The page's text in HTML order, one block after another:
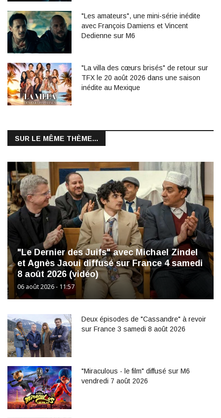
"Les amateurs", une mini-série inédite
avec François Damiens et Vincent
Dedienne sur M6
"La villa des cœurs brisés" de retour sur
TFX le 20 août 2026 dans une saison
inédite au Mexique
SUR LE MÊME THÈME...
"Le Dernier des Juifs" avec Michael Zindel
et Agnès Jaoui diffusé sur France 4 samedi
8 août 2026 (vidéo)
06 août 2026 - 11:57
Deux épisodes de "Cassandre" à revoir
sur France 3 samedi 8 août 2026
"Miraculous - le film" diffusé sur M6
vendredi 7 août 2026